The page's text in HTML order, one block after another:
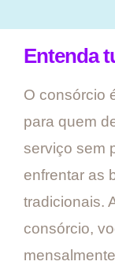
Entenda
O consórcio
para quem
serviço sem
enfrentar as
tradicionais.
consórcio,